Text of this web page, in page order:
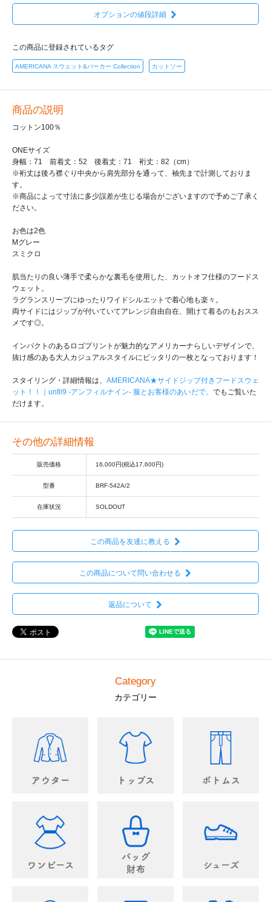
オプションの値段詳細
この商品に登録されているタグ
AMERICANA スウェット&パーカー Collection カットソー
商品の説明
コットン100％
ONEサイズ
身幅：71 前着丈：52 後着丈：71 裄丈：82（cm）
※裄丈は後ろ襟ぐり中央から肩先部分を通って、袖先まで計測しておりま
す。
※商品によって寸法に多少誤差が生じる場合がございますので予めご了承く
ださい。
お色は2色
Mグレー
スミクロ
肌当たりの良い薄手で柔らかな裏毛を使用した、カットオフ仕様のフードス
ウェット。
ラグランスリーブにゆったりワイドシルエットで着心地も楽々。
両サイドにはジップが付いていてアレンジ自由自在、開けて着るのもおスス
メです◎。
インパクトのあるロゴプリントが魅力的なアメリカーナらしいデザインで、
抜け感のある大人カジュアルスタイルにピッタリの一枚となっております！
スタイリング・詳細情報は、 AMERICANA★サイドジップ付きフードスウェ
ット！！｜unfil9 -アンフィルナイン- 服とお客様のあいだで。 でもご覧いた
だけます。
その他の詳細情報
販売価格 16,000円(税込17,600円)
型番 BRF-542A/2
在庫状況 SOLDOUT
この商品を友達に教える
この商品について問い合わせる
返品について
Category
カテゴリー